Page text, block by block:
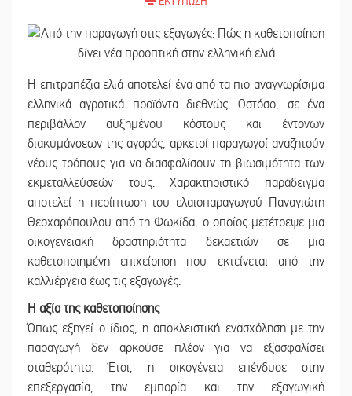
Η επιτραπέζια ελιά αποτελεί ένα από τα πιο αναγνωρίσιμα
ελληνικά αγροτικά προϊόντα διεθνώς. Ωστόσο, σε ένα
περιβάλλον αυξημένου κόστους και έντονων
διακυμάνσεων της αγοράς, αρκετοί παραγωγοί αναζητούν
νέους τρόπους για να διασφαλίσουν τη βιωσιμότητα των
εκμεταλλεύσεών τους. Χαρακτηριστικό παράδειγμα
αποτελεί η περίπτωση του ελαιοπαραγωγού Παναγιώτη
Θεοχαρόπουλου από τη Φωκίδα, ο οποίος μετέτρεψε μια
οικογενειακή δραστηριότητα δεκαετιών σε μια
καθετοποιημένη επιχείρηση που εκτείνεται από την
καλλιέργεια έως τις εξαγωγές.
Η αξία της καθετοποίησης
Όπως εξηγεί ο ίδιος, η αποκλειστική ενασχόληση με την
παραγωγή δεν αρκούσε πλέον για να εξασφαλίσει
σταθερότητα. Έτσι, η οικογένεια επένδυσε στην
επεξεργασία, την εμπορία και την εξαγωγική